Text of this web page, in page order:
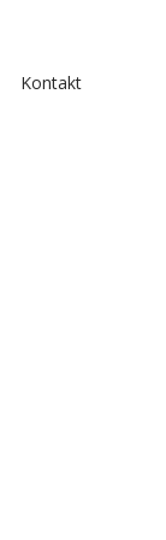
Kontakt